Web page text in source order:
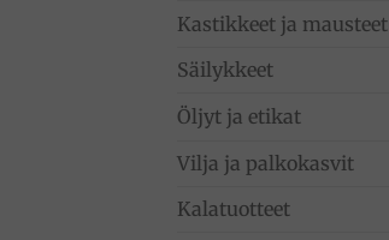
Kastikkeet ja mausteet
Säilykkeet
Öljyt ja etikat
Vilja ja palkokasvit
Kalatuotteet